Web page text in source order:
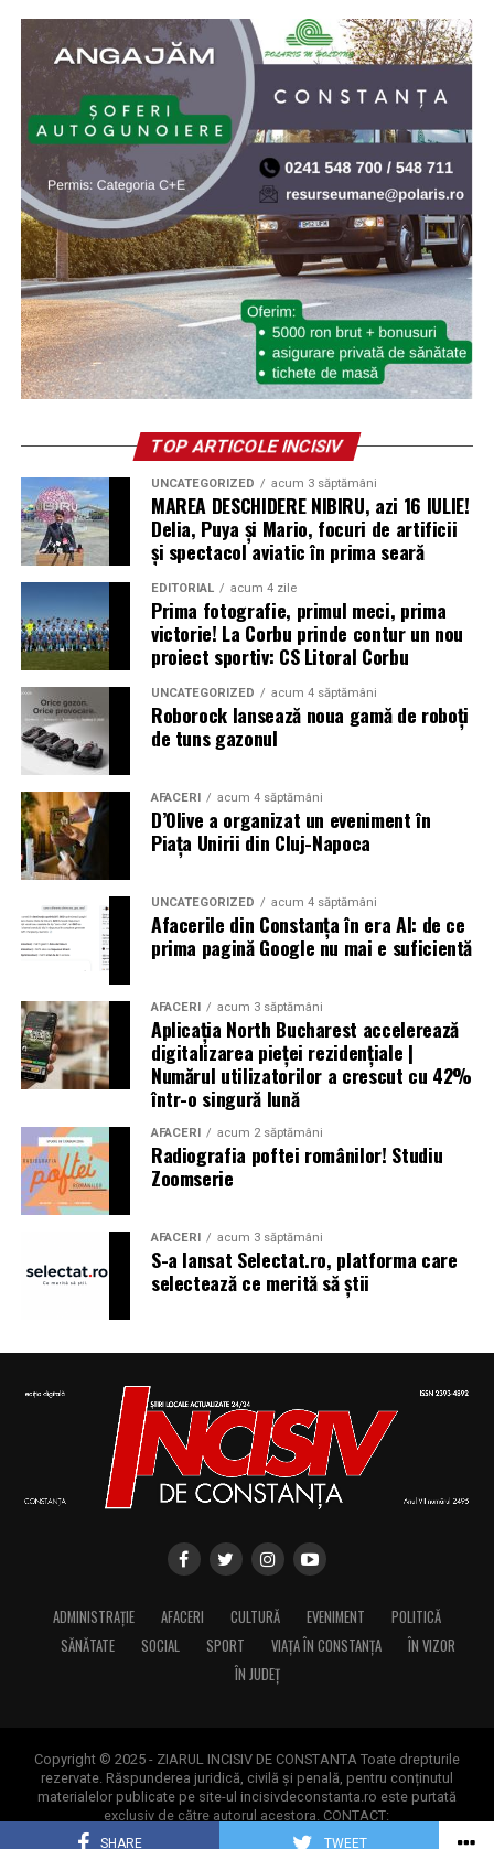
SHARE TWEET
TOP ARTICOLE INCISIV
UNCATEGORIZED acum 3 săptămâni
MAREA DESCHIDERE NIBIRU, azi 16 IULIE!
Delia, Puya și Mario, focuri de artificii
și spectacol aviatic în prima seară
EDITORIAL acum 4 zile
Prima fotografie, primul meci, prima
victorie! La Corbu prinde contur un nou
proiect sportiv: CS Litoral Corbu
UNCATEGORIZED acum 4 săptămâni
Roborock lansează noua gamă de roboți
de tuns gazonul
AFACERI acum 4 săptămâni
D’Olive a organizat un eveniment în
Piața Unirii din Cluj-Napoca
UNCATEGORIZED acum 4 săptămâni
Afacerile din Constanța în era AI: de ce
prima pagină Google nu mai e suficientă
AFACERI acum 3 săptămâni
Aplicația North Bucharest accelerează
digitalizarea pieței rezidențiale |
Numărul utilizatorilor a crescut cu 42%
într-o singură lună
AFACERI acum 2 săptămâni
Radiografia poftei românilor! Studiu
Zoomserie
AFACERI acum 3 săptămâni
S-a lansat Selectat.ro, platforma care
selectează ce merită să știi
ADMINISTRAȚIE AFACERI CULTURĂ EVENIMENT
POLITICĂ
SĂNĂTATE
SOCIAL SPORT VIAȚA ÎN CONSTANȚA
ÎN VIZOR
ÎN JUDEȚ
Copyright © 2025 - ZIARUL INCISIV DE CONSTANTA Toate drepturile
rezervate. Răspunderea juridică, civilă și penală, pentru conținutul
materialelor publicate pe site-ul incisivdeconstanta.ro este purtată
exclusiv de către autorul acestora. CONTACT:
contact@incisivdeconstanta.ro